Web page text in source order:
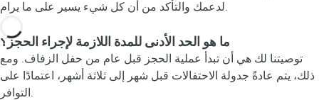
لدعمك والتأكد من أن كل شيء يسير على ما يرام.
ما هو الحد الأدنى للمدة اللازمة لإجراء الحجز؟
توصيتنا لك هي أن تبدأ عملية الحجز قبل عام من حفل الزفاف. ومع
ذلك، يتم عادةً جدولة الاحتفالات قبل شهر إلى ثلاثة أشهر، اعتمادًا على
التوافر.